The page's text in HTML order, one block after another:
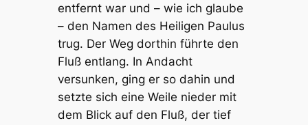
entfernt war und – wie ich glaube
– den Namen des Heiligen Paulus
trug. Der Weg dorthin führte den
Fluß entlang. In Andacht
versunken, ging er so dahin und
setzte sich eine Weile nieder mit
dem Blick auf den Fluß, der tief